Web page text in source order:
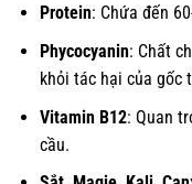
Protein: Chứa đến
Phycocyanin: Chất
khỏi tác hại của gốc
Vitamin B12: Quan
cầu.